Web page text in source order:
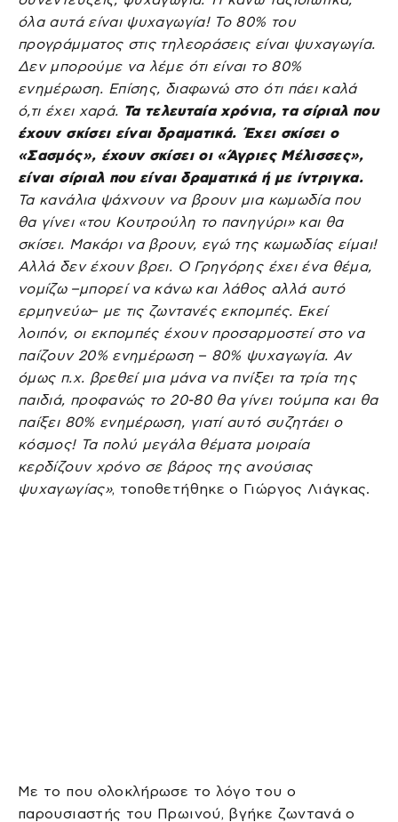
όλα αυτά είναι ψυχαγωγία! Το 80% του
προγράμματος στις τηλεοράσεις είναι ψυχαγωγία.
Δεν μπορούμε να λέμε ότι είναι το 80%
ενημέρωση. Επίσης, διαφωνώ στο ότι πάει καλά
ό,τι έχει χαρά. Τα τελευταία χρόνια, τα σίριαλ που
έχουν σκίσει είναι δραματικά. Έχει σκίσει ο
«Σασμός», έχουν σκίσει οι «Άγριες Μέλισσες»,
είναι σίριαλ που είναι δραματικά ή με ίντριγκα.
Τα κανάλια ψάχνουν να βρουν μια κωμωδία που
θα γίνει «του Κουτρούλη το πανηγύρι» και θα
σκίσει. Μακάρι να βρουν, εγώ της κωμωδίας είμαι!
Αλλά δεν έχουν βρει. Ο Γρηγόρης έχει ένα θέμα,
νομίζω –μπορεί να κάνω και λάθος αλλά αυτό
ερμηνεύω– με τις ζωντανές εκπομπές. Εκεί
λοιπόν, οι εκπομπές έχουν προσαρμοστεί στο να
παίζουν 20% ενημέρωση – 80% ψυχαγωγία. Αν
όμως π.χ. βρεθεί μια μάνα να πνίξει τα τρία της
παιδιά, προφανώς το 20-80 θα γίνει τούμπα και θα
παίξει 80% ενημέρωση, γιατί αυτό συζητάει ο
κόσμος! Τα πολύ μεγάλα θέματα μοιραία
κερδίζουν χρόνο σε βάρος της ανούσιας
ψυχαγωγίας», τοποθετήθηκε ο Γιώργος Λιάγκας.
Με το που ολοκλήρωσε το λόγο του ο
παρουσιαστής του Πρωινού, βγήκε ζωντανά ο